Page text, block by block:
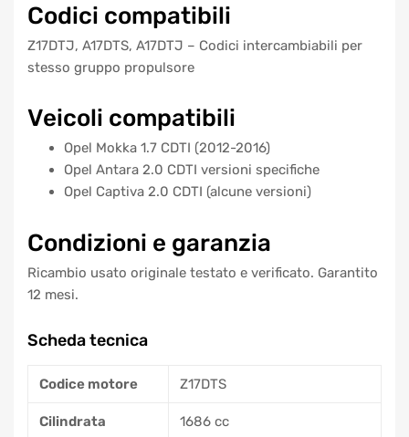
Codici compatibili
Z17DTJ, A17DTS, A17DTJ – Codici intercambiabili per
stesso gruppo propulsore
Veicoli compatibili
Opel Mokka 1.7 CDTI (2012-2016)
Opel Antara 2.0 CDTI versioni specifiche
Opel Captiva 2.0 CDTI (alcune versioni)
Condizioni e garanzia
Ricambio usato originale testato e verificato. Garantito
12 mesi.
Scheda tecnica
Codice motore Z17DTS
Cilindrata 1686 cc